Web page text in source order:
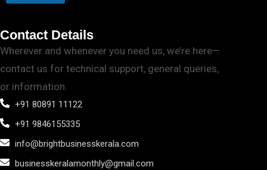
Contact Details
Wherever and whenever you need us, we’re here—
contact us for technical support, general queries,
or information.
+91 80891 11122
+91 9846155335
info@brightbusinesskerala.com
businesskeralamonthly@gmail.com